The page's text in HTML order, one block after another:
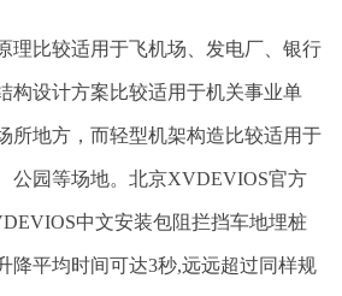
比较适用于飞机场、发电厂、银行
构设计方案比较适用于机关事业单
场所地方，而轻型机架构造比较适用于
、公园等场地。北京XVDEVIOS官方
中文安装包阻拦挡车地埋桩
升降平均时间可达3秒,远远超过同样规